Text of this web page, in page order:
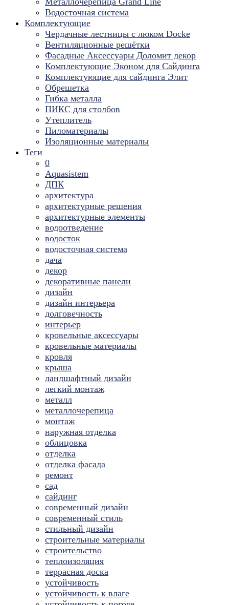
Водосточная система
Комплектующие
Чердачные лестницы с люком Docke
Вентиляционные решётки
Фасадные Аксессуары Доломит декор
Комплектующие Эконом для Сайдинга
Комплектующие для cайдинга Элит
Обрешетка
Гибка металла
ПИКС для столбов
Утеплитель
Пиломатериалы
Изоляционные материалы
Теги
0
Aquasistem
ДПК
архитектура
архитектурные решения
архитектурные элементы
водоотведение
водосток
водосточная система
дача
декор
декоративные панели
дизайн
дизайн интерьера
долговечность
интерьер
кровельные аксессуары
кровельные материалы
кровля
крыша
ландшафтный дизайн
легкий монтаж
металл
металлочерепица
монтаж
наружная отделка
облицовка
отделка
отделка фасада
ремонт
сад
сайдинг
современный дизайн
современный стиль
стильный дизайн
строительные материалы
строительство
теплоизоляция
террасная доска
устойчивость
устойчивость к влаге